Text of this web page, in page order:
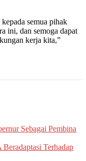
semua pihak
ini, dan semoga dapat
kerja kita,”
Sebagai Pembina
Terhadap